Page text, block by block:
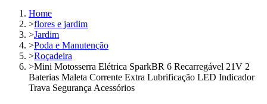
Home
>flores e jardim
>Jardim
>Poda e Manutenção
>Roçadeira
>Mini Motosserra Elétrica SparkBR 6 Recarregável 21V 2
Baterias Maleta Corrente Extra Lubrificação LED Indicador
Trava Segurança Acessórios